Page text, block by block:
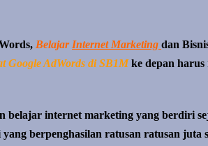
BelajarInternet Marketing dan
Google AdWords di SB1Mke depan harus
belajar internet marketing yang berdiri
berpenghasilan ratusan ratusan juta